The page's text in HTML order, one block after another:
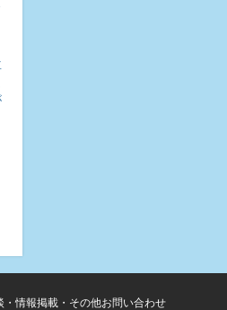
情報掲載・その他お問い合わせ